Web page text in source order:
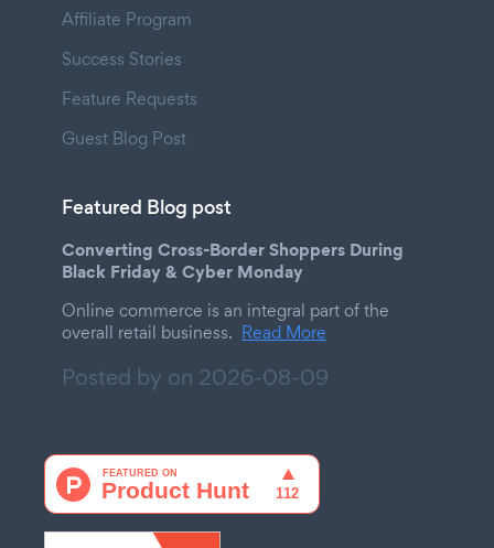
Affiliate Program
Success Stories
Feature Requests
Guest Blog Post
Featured Blog post
Converting Cross-Border Shoppers During
Black Friday & Cyber Monday
Online commerce is an integral part of the
overall retail business. Read More
Posted by on 2026-08-09